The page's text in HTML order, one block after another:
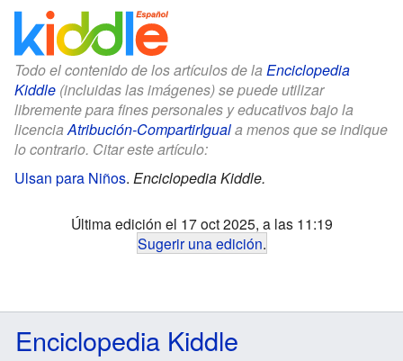
Todo el contenido de los artículos de la Enciclopedia
Kiddle (incluidas las imágenes) se puede utilizar
libremente para fines personales y educativos bajo la
licenciaAtribución-CompartirIguala menos que se indique
lo contrario. Citar este artículo:
Ulsan para Niños. Enciclopedia Kiddle.
Última edición el 17 oct 2025, a las 11:19
Sugerir una edición.
Enciclopedia Kiddle